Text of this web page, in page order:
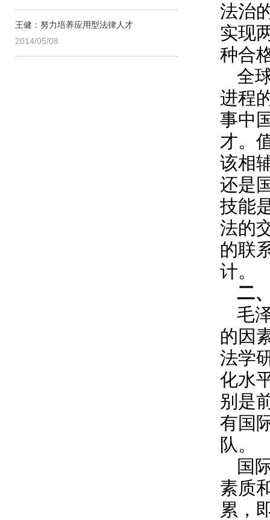
王健：努力培养应用型法律人才
2014/05/08
法治
实现
种合
全
进程
事中
才。
该相
还是
技能
法的
的联
计。
二
毛
的因
法学
化水
别是
有国
队。
国
素质
累，